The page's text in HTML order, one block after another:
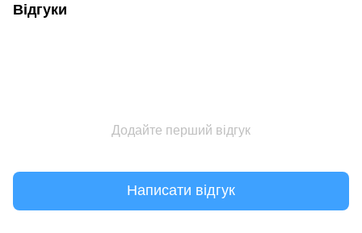
Відгуки
Додайте перший відгук
Написати відгук